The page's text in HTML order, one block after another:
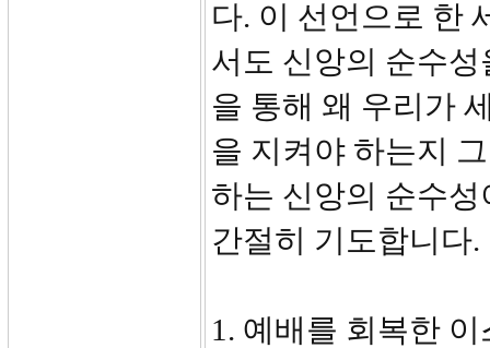
다. 이 선언으로 한
서도 신앙의 순수
을 통해 왜 우리가
을 지켜야 하는지
하는 신앙의 순수
간절히 기도합니다.
1. 예배를 회복한